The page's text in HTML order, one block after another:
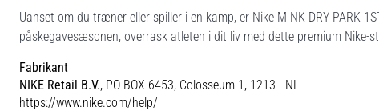
Uanset om du træner eller spiller i en kamp, er Nike M NK DRY PARK
påskegavesæsonen, overrask atleten i dit liv med dette premium Nike-
Fabrikant
NIKE Retail B.V., PO BOX 6453, Colosseum 1, 1213 - NL
https://www.nike.com/help/